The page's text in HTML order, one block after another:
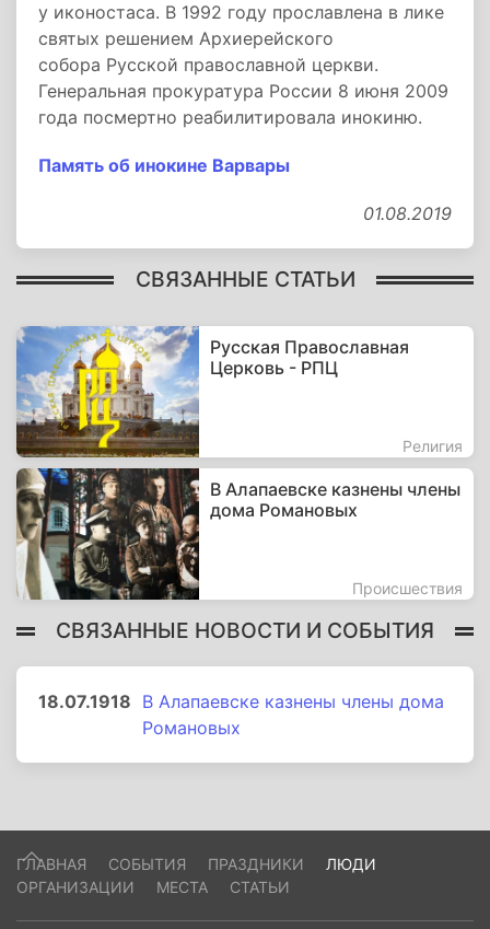
у иконостаса. В 1992 году прославлена в лике
святых решением Архиерейского
собора Русской православной церкви.
Генеральная прокуратура России 8 июня 2009
года посмертно реабилитировала инокиню.
Память об инокине Варвары
01.08.2019
СВЯЗАННЫЕ СТАТЬИ
Русская Православная
Церковь - РПЦ
Религия
В Алапаевске казнены члены
дома Романовых
Происшествия
СВЯЗАННЫЕ НОВОСТИ И СОБЫТИЯ
18.07.1918 В Алапаевске казнены члены дома
Романовых
ГЛАВНАЯ СОБЫТИЯ ПРАЗДНИКИ
ЛЮДИ
ОРГАНИЗАЦИИ
МЕСТА СТАТЬИ